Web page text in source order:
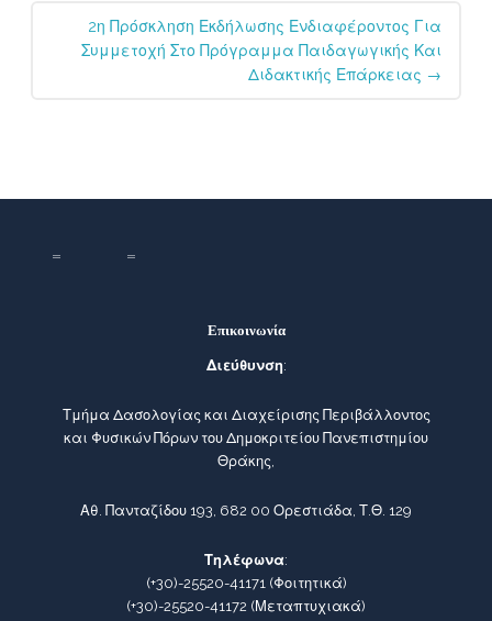
2η Πρόσκληση Εκδήλωσης Ενδιαφέροντος Για
Συμμετοχή Στο Πρόγραμμα Παιδαγωγικής Και
Διδακτικής Επάρκειας →
Επικοινωνία
Διεύθυνση:
Τμήμα Δασολογίας και Διαχείρισης Περιβάλλοντος
και Φυσικών Πόρων του Δημοκριτείου Πανεπιστημίου
Θράκης,
Αθ. Πανταζίδου 193, 682 00 Ορεστιάδα, Τ.Θ. 129
Τηλέφωνα:
(+30)-25520-41171(Φοιτητικά)
(+30)-25520-41172 (Μεταπτυχιακά)